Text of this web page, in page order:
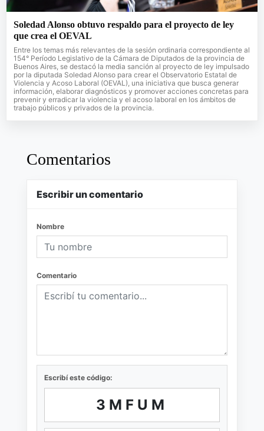
Soledad Alonso obtuvo respaldo para el proyecto de ley
que crea el OEVAL
Entre los temas más relevantes de la sesión ordinaria correspondiente al
154° Período Legislativo de la Cámara de Diputados de la provincia de
Buenos Aires, se destacó la media sanción al proyecto de ley impulsado
por la diputada Soledad Alonso para crear el Observatorio Estatal de
Violencia y Acoso Laboral (OEVAL), una iniciativa que busca generar
información, elaborar diagnósticos y promover acciones concretas para
prevenir y erradicar la violencia y el acoso laboral en los ámbitos de
trabajo públicos y privados de la provincia.
Comentarios
Escribir un comentario
Nombre
Comentario
Escribí este código:
3MFUM